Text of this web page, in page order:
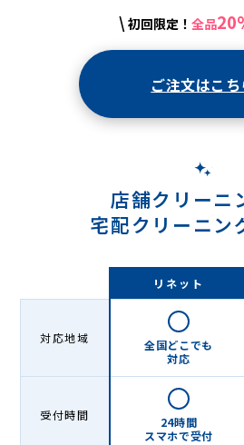
\ 初回限定！ 全品
ご注文はこち
店舗クリーニ
宅配クリーニン
リネット
対応地域
全国どこでも
対応
受付時間
24時間
スマホで受付